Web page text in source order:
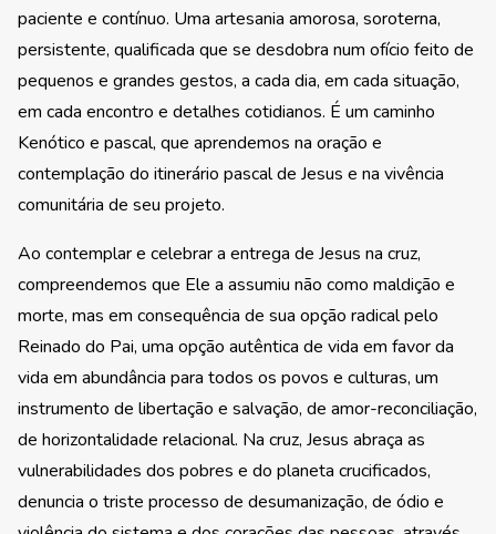
paciente e contínuo. Uma artesania amorosa, soroterna,
persistente, qualificada que se desdobra num ofício feito de
pequenos e grandes gestos, a cada dia, em cada situação,
em cada encontro e detalhes cotidianos. É um caminho
Kenótico e pascal, que aprendemos na oração e
contemplação do itinerário pascal de Jesus e na vivência
comunitária de seu projeto.
Ao contemplar e celebrar a entrega de Jesus na cruz,
compreendemos que Ele a assumiu não como maldição e
morte, mas em consequência de sua opção radical pelo
Reinado do Pai, uma opção autêntica de vida em favor da
vida em abundância para todos os povos e culturas, um
instrumento de libertação e salvação, de amor-reconciliação,
de horizontalidade relacional. Na cruz, Jesus abraça as
vulnerabilidades dos pobres e do planeta crucificados,
denuncia o triste processo de desumanização, de ódio e